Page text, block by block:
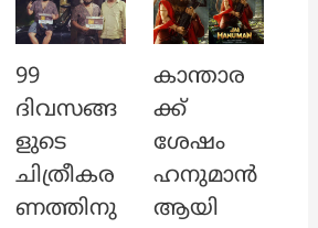
99
ദിവസങ്ങ
ളുടെ
ചിത്രീകര
ണത്തിനു
കാന്താര
ക്ക്
ശേഷം
ഹനുമാൻ
ആയി